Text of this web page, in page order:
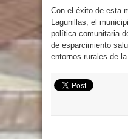
Con el éxito de esta
Lagunillas, el
política comunitaria
de esparcimiento
entornos rurales de